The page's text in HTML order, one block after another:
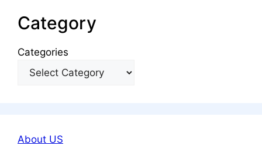
Category
Categories
About US